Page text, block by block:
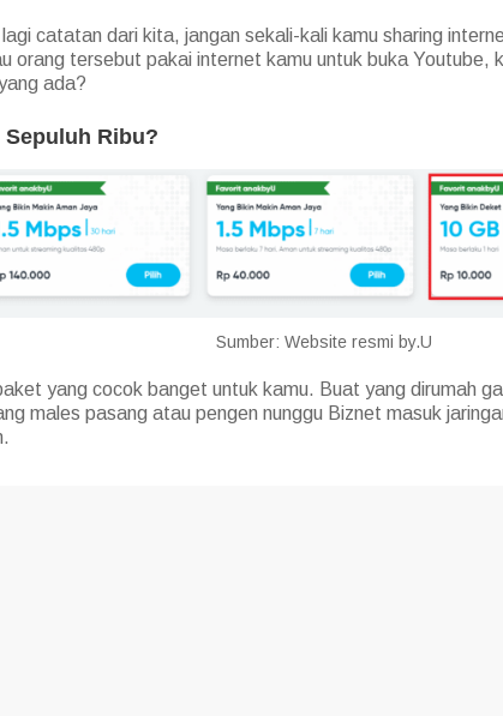
catatan dari kita, jangan sekali-kali kamu sharing
orang tersebut pakai internet kamu untuk buka Youtube,
ada?
Sepuluh Ribu?
Sumber: Website resmi by.U
yang cocok banget untuk kamu. Buat yang dirumah
males pasang atau pengen nunggu Biznet masuk